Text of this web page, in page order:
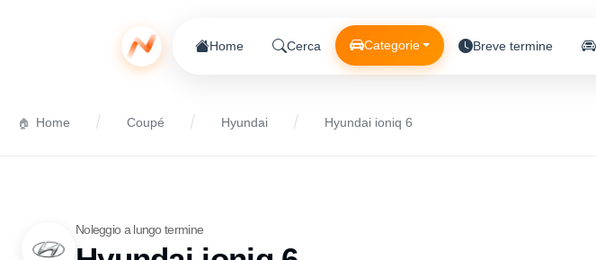
Home Cerca Categorie Breve termine
Home Coupé Hyundai Hyundai ioniq 6
Noleggio a lungo termine